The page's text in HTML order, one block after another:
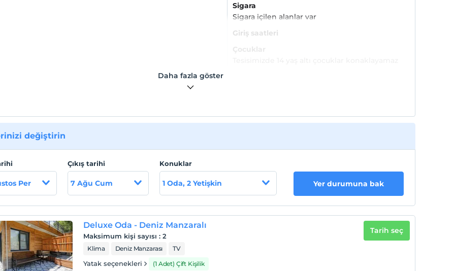
Sigara
Sigara içilen alanlar var
Giriş saatleri
Daha fazla göster
değiştirin
Per
Çıkış tarihi
7 Ağu Cum
Konuklar
1 Oda, 2 Yetişkin Yer durumuna bak
Deluxe Oda - Deniz Manzaralı
Maksimum kişi sayısı :2
Klima Deniz Manzarası TV
Yatak seçenekleri (1 Adet) Çift Kişilik
Tarih seç